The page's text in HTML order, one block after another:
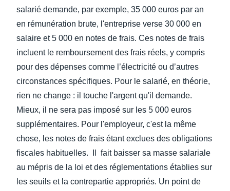
salarié demande, par exemple, 35 000 euros par an
en rémunération brute, l'entreprise verse 30 000 en
salaire et 5 000 en notes de frais. Ces notes de frais
incluent le remboursement des frais réels, y compris
pour des dépenses comme l’électricité ou d’autres
circonstances spécifiques. Pour le salarié, en théorie,
rien ne change : il touche l'argent qu'il demande.
Mieux, il ne sera pas imposé sur les 5 000 euros
supplémentaires. Pour l'employeur, c'est la même
chose, les notes de frais étant exclues des obligations
fiscales habituelles. Il fait baisser sa masse salariale
au mépris de la loi et des réglementations établies sur
les seuils et la contrepartie appropriés. Un point de